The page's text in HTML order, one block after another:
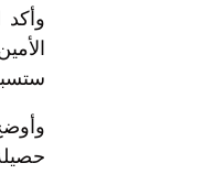
ستسبق اجتماع